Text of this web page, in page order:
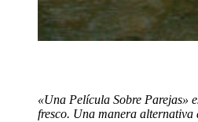
«Una Película Sobre Parejas»
fresco. Una manera alternativa